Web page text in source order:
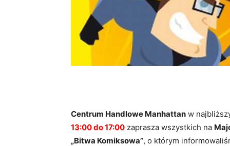
Centrum Handlowe Manhattan w
13:00 do 17:00 zaprasza wszystkich na
„Bitwa Komiksowa”, o którym